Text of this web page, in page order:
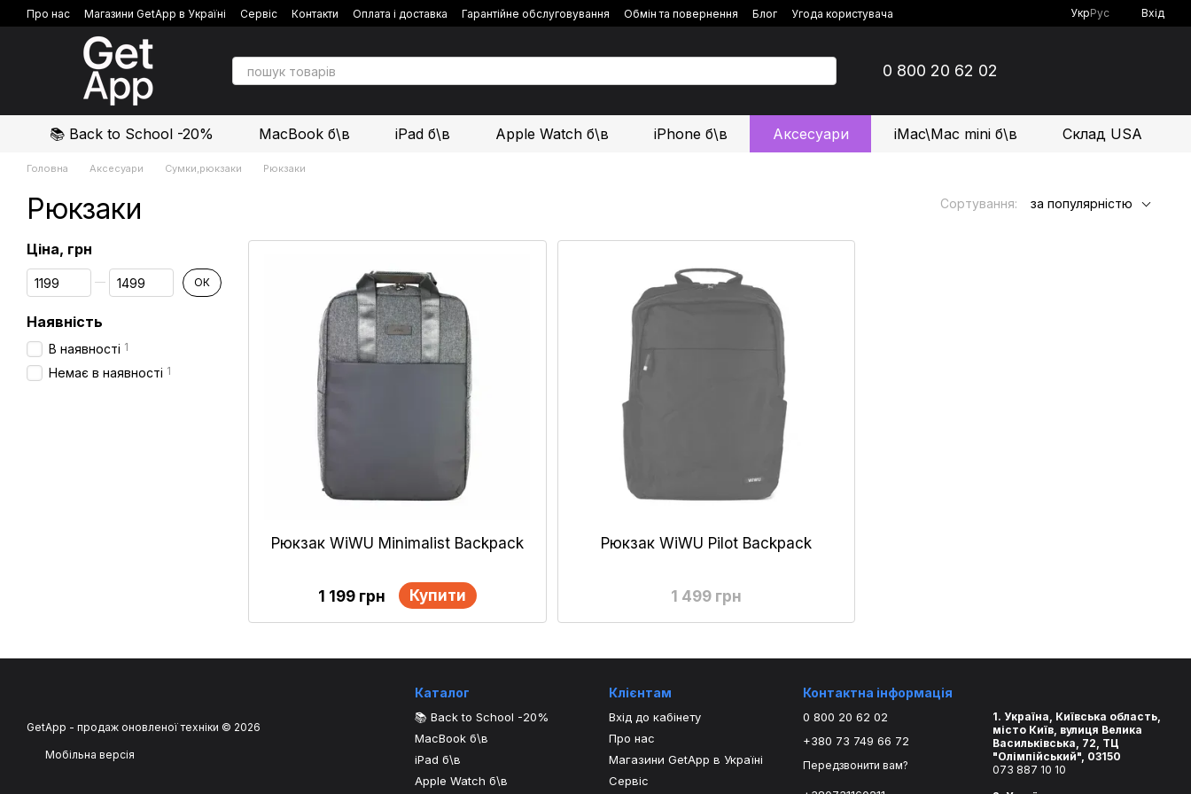
Перейти до основного контенту
Про нас Магазини GetApp в Україні Сервіс Контакти Оплата і доставка Гарантійне обслуговування Обмін та повернення Блог
Угода користувача
Політика конфіденційності
Відгуки про магазин
УкрРус Вхід
0 800 20 62 02
📚 Back to School -20% MacBook б\в iPad б\в Apple Watch б\в iPhone б\в Аксесуари iMac\Mac mini б\в Склад USA
Головна Аксесуари Сумки,рюкзаки Рюкзаки
Рюкзаки Сортування: за популярністю
Рюкзак WiWU Minimalist Backpack
1 199 грн Купити
Рюкзак WiWU Pilot Backpack
1 499 грн
Ціна, грн
Від Ціна, грн
До Ціна, грн ОК
Наявність
В наявності 1
Немає в наявності 1
GetApp - продаж оновленої техніки © 2026
Мобільна версія
Каталог
📚 Back to School -20%
MacBook б\в
iPad б\в
Apple Watch б\в
Клієнтам
Вхід до кабінету
Про нас
Магазини GetApp в Україні
Сервіс
Контактна інформація
0 800 20 62 02
+380 73 749 66 72
Передзвонити вам?
1. Україна, Київська область,
місто Київ, вулиця Велика
Васильківська, 72, ТЦ
"Олімпійський", 03150
073 887 10 10